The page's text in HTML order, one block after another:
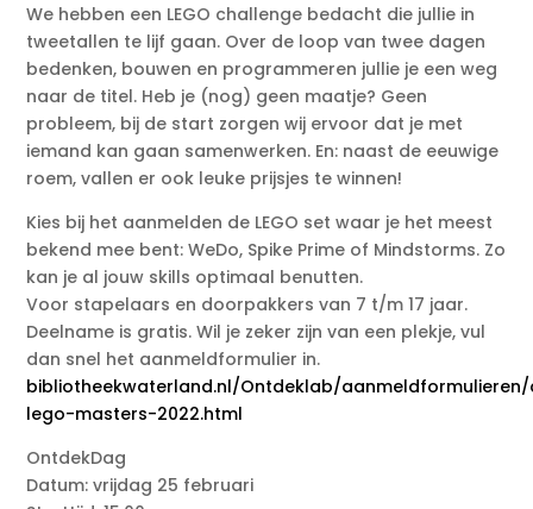
We hebben een LEGO challenge bedacht die jullie in
tweetallen te lijf gaan. Over de loop van twee dagen
bedenken, bouwen en programmeren jullie je een weg
naar de titel. Heb je (nog) geen maatje? Geen
probleem, bij de start zorgen wij ervoor dat je met
iemand kan gaan samenwerken. En: naast de eeuwige
roem, vallen er ook leuke prijsjes te winnen!
Kies bij het aanmelden de LEGO set waar je het meest
bekend mee bent: WeDo, Spike Prime of Mindstorms. Zo
kan je al jouw skills optimaal benutten.
Voor stapelaars en doorpakkers van 7 t/m 17 jaar.
Deelname is gratis. Wil je zeker zijn van een plekje, vul
dan snel het aanmeldformulier in.
bibliotheekwaterland.nl/Ontdeklab/
lego-masters-2022.html
OntdekDag
Datum: vrijdag 25 februari